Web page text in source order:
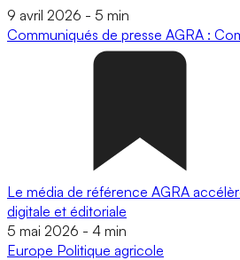
9 avril 2026 - 5 min
Communiqués de presse AGRA :
Le média de référence AGRA
digitale et éditoriale
5 mai 2026 - 4 min
Europe Politique agricole